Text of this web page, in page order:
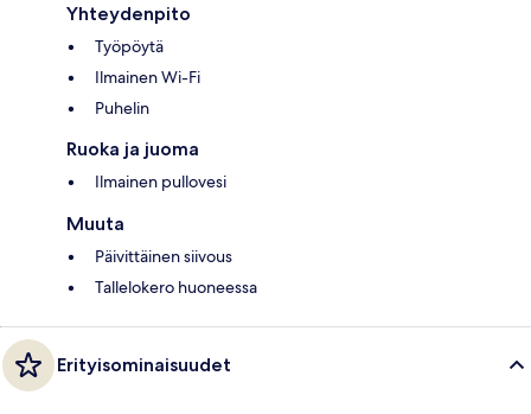
Yhteydenpito
Työpöytä
Ilmainen Wi-Fi
Puhelin
Ruoka ja juoma
Ilmainen pullovesi
Muuta
Päivittäinen siivous
Tallelokero huoneessa
Erityisominaisuudet